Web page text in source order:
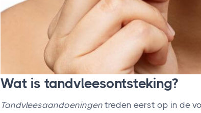
Wat is tandvleesontsteking?
Tandvleesaandoeningen treden eerst op in de